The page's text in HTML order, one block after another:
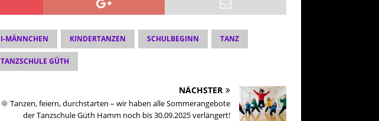
I-MÄNNCHEN KINDERTANZEN SCHULBEGINN TANZ
TANZSCHULE GÜTH
NÄCHSTER
🌞 Tanzen, feiern, durchstarten – wir haben alle Sommerangebote
der Tanzschule Güth Hamm noch bis 30.09.2025 verlängert!